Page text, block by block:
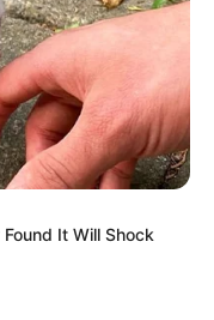
KOKTV
It Will Shock